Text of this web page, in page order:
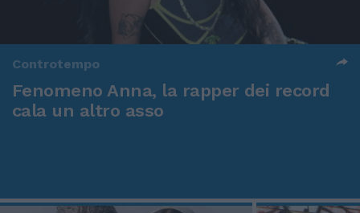
Controtempo
Fenomeno Anna, la rapper dei record
cala un altro asso